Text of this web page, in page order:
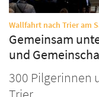
Wallfahrt nach Trier am
Gemeinsam
und
300 Pilgerinnen